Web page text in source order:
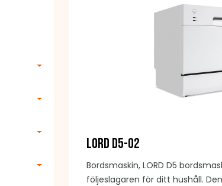
LORD D5-02
Bordsmaskin, LORD D5
följeslagaren för ditt hushåll.